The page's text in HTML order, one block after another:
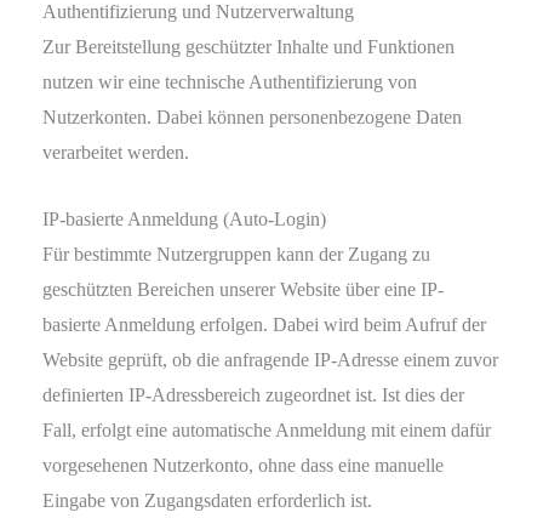
Authentifizierung und Nutzerverwaltung
Zur Bereitstellung geschützter Inhalte und Funktionen
nutzen wir eine technische Authentifizierung von
Nutzerkonten. Dabei können personenbezogene Daten
verarbeitet werden.
IP-basierte Anmeldung (Auto-Login)
Für bestimmte Nutzergruppen kann der Zugang zu
geschützten Bereichen unserer Website über eine IP-
basierte Anmeldung erfolgen. Dabei wird beim Aufruf der
Website geprüft, ob die anfragende IP-Adresse einem zuvor
definierten IP-Adressbereich zugeordnet ist. Ist dies der
Fall, erfolgt eine automatische Anmeldung mit einem dafür
vorgesehenen Nutzerkonto, ohne dass eine manuelle
Eingabe von Zugangsdaten erforderlich ist.